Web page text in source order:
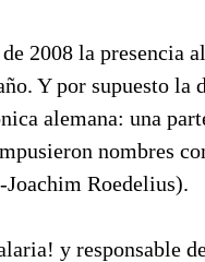
2008 la presencia
Y por supuesto la
alemana: una
nombres
Roedelius).
y responsable